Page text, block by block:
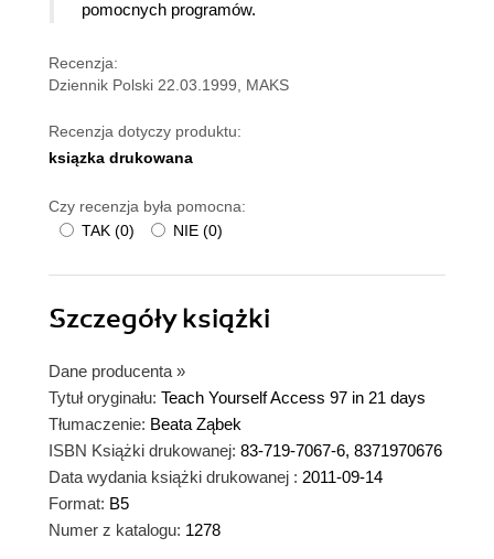
pomocnych programów.
Recenzja:
Dziennik Polski 22.03.1999, MAKS
Recenzja dotyczy produktu:
ksiązka drukowana
Czy recenzja była pomocna:
TAK (0) NIE (0)
Szczegółyksiążki
Dane producenta »
Tytuł oryginału: Teach Yourself Access 97 in 21 days
Tłumaczenie: Beata Ząbek
ISBN Książki drukowanej: 83-719-7067-6, 8371970676
Data wydania książki drukowanej : 2011-09-14
Format: B5
Numer z katalogu: 1278